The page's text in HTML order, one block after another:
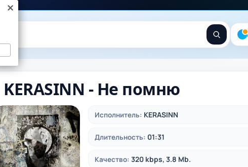
KERASINN - Не помню
Исполнитель: KERASINN
Длительность: 01:31
Качество: 320 kbps, 3.8 Mb.